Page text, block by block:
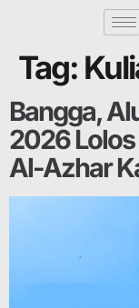
Tag:
Bangga,
2026
Al-Azhar